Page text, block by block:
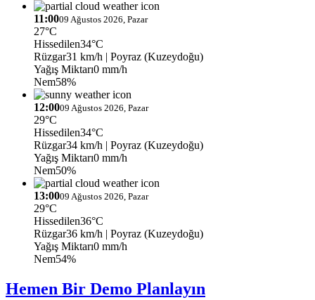
11:0009 Ağustos 2026, Pazar
27°C
Hissedilen34°C
Rüzgar31 km/h | Poyraz (Kuzeydoğu)
Yağış Miktarı0 mm/h
Nem58%
12:0009 Ağustos 2026, Pazar
29°C
Hissedilen34°C
Rüzgar34 km/h | Poyraz (Kuzeydoğu)
Yağış Miktarı0 mm/h
Nem50%
13:0009 Ağustos 2026, Pazar
29°C
Hissedilen36°C
Rüzgar36 km/h | Poyraz (Kuzeydoğu)
Yağış Miktarı0 mm/h
Nem54%
Hemen Bir Demo Planlayın